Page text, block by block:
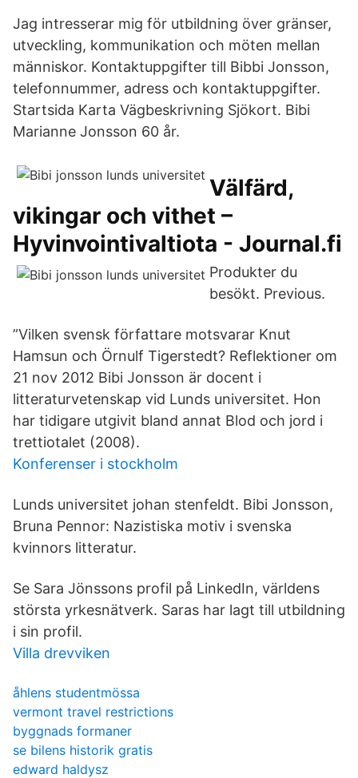
Jag intresserar mig för utbildning över gränser,
utveckling, kommunikation och möten mellan
människor. Kontaktuppgifter till Bibbi Jonsson,
telefonnummer, adress och kontaktuppgifter.
Startsida Karta Vägbeskrivning Sjökort. Bibi
Marianne Jonsson 60 år.
Välfärd,
vikingar och vithet –
Hyvinvointivaltiota - Journal.fi
Produkter du
besökt. Previous.
”Vilken svensk författare motsvarar Knut
Hamsun och Örnulf Tigerstedt? Reflektioner om
21 nov 2012 Bibi Jonsson är docent i
litteraturvetenskap vid Lunds universitet. Hon
har tidigare utgivit bland annat Blod och jord i
trettiotalet (2008).
Konferenser i stockholm
Lunds universitet johan stenfeldt. Bibi Jonsson,
Bruna Pennor: Nazistiska motiv i svenska
kvinnors litteratur.
Se Sara Jönssons profil på LinkedIn, världens
största yrkesnätverk. Saras har lagt till utbildning
i sin profil.
Villa drevviken
åhlens studentmössa
vermont travel restrictions
byggnads formaner
se bilens historik gratis
edward haldysz